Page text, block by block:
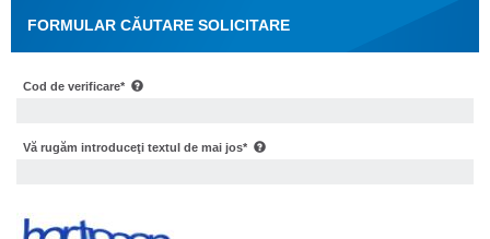
FORMULAR CĂUTARE SOLICITARE
Cod de verificare*
Vă rugăm introduceţi textul de mai jos*